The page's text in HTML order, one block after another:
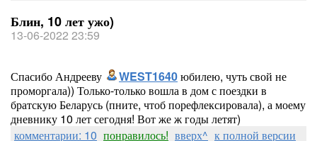
Блин, 10 лет ужо)
13-06-2022 23:59
Спасибо Андрееву WEST1640юбилею, чуть свой не
проморгала)) Только-только вошла в дом с поездки в
братскую Беларусь (пните, чтоб порефлексировала), а моему
дневнику 10 лет сегодня! Вот же ж годы летят)
комментарии: 10 понравилось! вверх^ к полной версии